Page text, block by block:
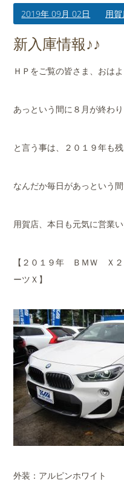
買取
2019年 09月 02日 用
新入庫情報♪♪
ＨＰをご覧の皆さま、おは
あっという間に８月が終わ
と言う事は、２０１９年も
なんだか毎日があっという
用賀店、本日も元気に営業
【２０１９年 ＢＭＷ Ｘ
ーツＸ】
外装：アルピンホワイト